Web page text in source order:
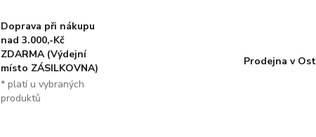
Doprava při nákupu
nad 3.000,-Kč
ZDARMA (Výdejní
místo ZÁSILKOVNA)
* platí u vybraných
produktů
Prodejna v